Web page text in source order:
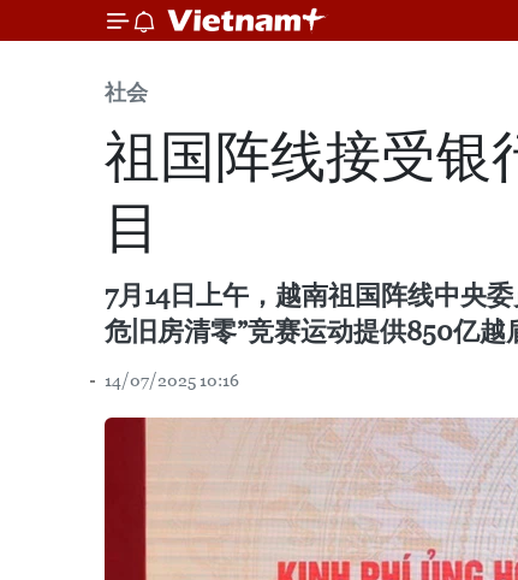
社会
祖国阵线接受银
目
7月14日上午，越南祖国阵线中央
危旧房清零”竞赛运动提供850亿越
14/07/2025 10:16